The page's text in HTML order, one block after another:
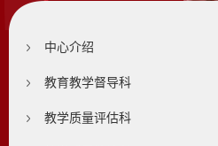
中心介绍
教育教学督导科
教学质量评估科